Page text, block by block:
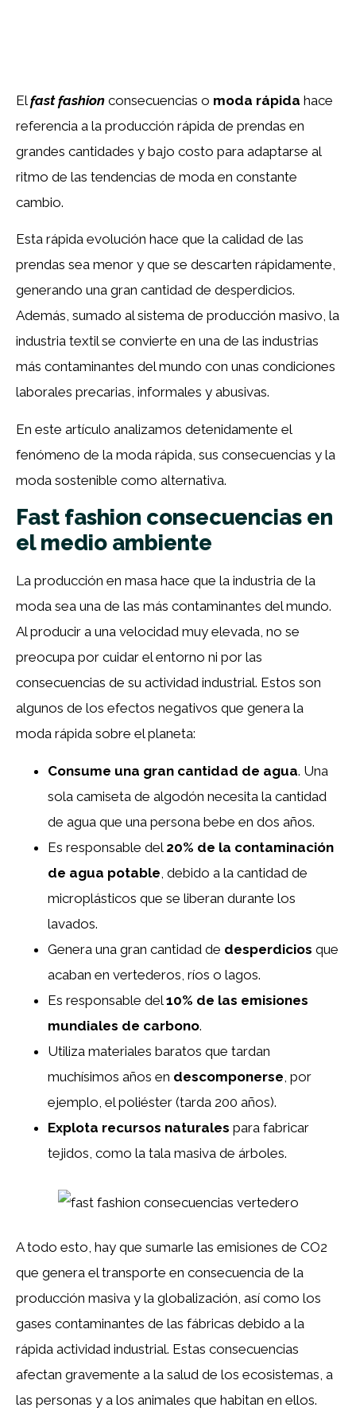
Elfast fashion consecuencias o moda rápida hace
referencia a la producción rápida de prendas en
grandes cantidades y bajo costo para adaptarse al
ritmo de las tendencias de moda en constante
cambio.
Esta rápida evolución hace que la calidad de las
prendas sea menor y que se descarten rápidamente,
generando una gran cantidad de desperdicios.
Además, sumado al sistema de producción masivo, la
industria textil se convierte en una de las industrias
más contaminantes del mundo con unas condiciones
laborales precarias, informales y abusivas.
En este artículo analizamos detenidamente el
fenómeno de la moda rápida, sus consecuencias y la
moda sostenible como alternativa.
Fast fashion consecuencias en
el medio ambiente
La producción en masa hace que la industria de la
moda sea una de las más contaminantes del mundo.
Al producir a una velocidad muy elevada, no se
preocupa por cuidar el entorno ni por las
consecuencias de su actividad industrial. Estos son
algunos de los efectos negativos que genera la
moda rápida sobre el planeta:
Consume una gran cantidad de agua. Una
sola camiseta de algodón necesita la cantidad
de agua que una persona bebe en dos años.
Es responsable del 20% de la contaminación
de agua potable , debido a la cantidad de
microplásticos que se liberan durante los
lavados.
Genera una gran cantidad de desperdicios que
acaban en vertederos, ríos o lagos.
Es responsable del10% de las emisiones
mundiales de carbono.
Utiliza materiales baratos que tardan
muchísimos años en descomponerse , por
ejemplo, el poliéster (tarda 200 años).
Explota recursos naturales para fabricar
tejidos, como la tala masiva de árboles.
A todo esto, hay que sumarle las emisiones de CO2
que genera el transporte en consecuencia de la
producción masiva y la globalización, así como los
gases contaminantes de las fábricas debido a la
rápida actividad industrial. Estas consecuencias
afectan gravemente a la salud de los ecosistemas, a
las personas y a los animales que habitan en ellos.